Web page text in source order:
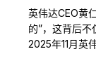
英伟达CEO黄
的”，这背后
2025年11月英